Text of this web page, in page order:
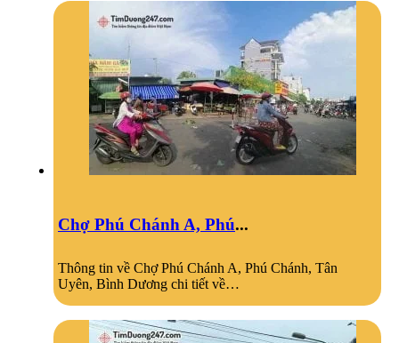
Chợ Phú Chánh A, Phú...
Thông tin về Chợ Phú Chánh A, Phú Chánh, Tân
Uyên, Bình Dương chi tiết về…